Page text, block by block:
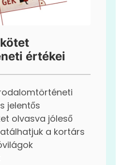
értékei
jelentős
olvasva jóleső
a kortárs